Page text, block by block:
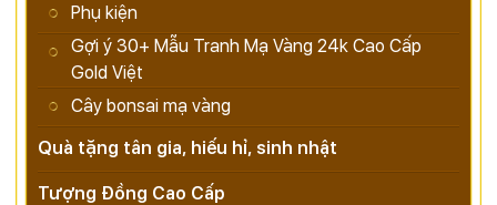
Phụ kiện
Gợi ý 30+ Mẫu Tranh Mạ Vàng 24k Cao Cấp
Gold Việt
Cây bonsai mạ vàng
Quà tặng tân gia, hiếu hỉ, sinh nhật
Tượng Đồng Cao Cấp